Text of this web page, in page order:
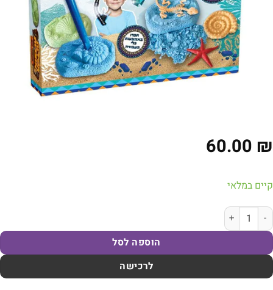
60.00 ₪
קיים במלאי
כמות של חפירות ואוצרות: אוצרות מצולות הים! | דיאמנט
הוספה לסל
לרכישה